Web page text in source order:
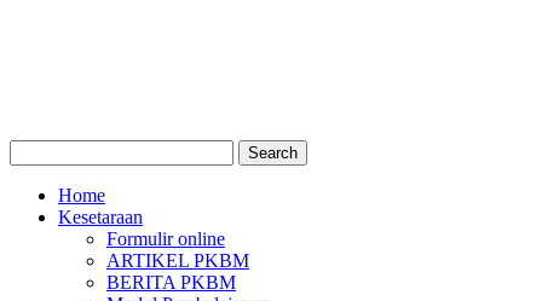
Home
Kesetaraan
Formulir online
ARTIKEL PKBM
BERITA PKBM